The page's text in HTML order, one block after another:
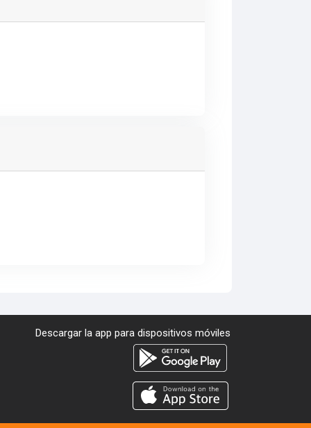
Descargar la app para dispositivos móviles